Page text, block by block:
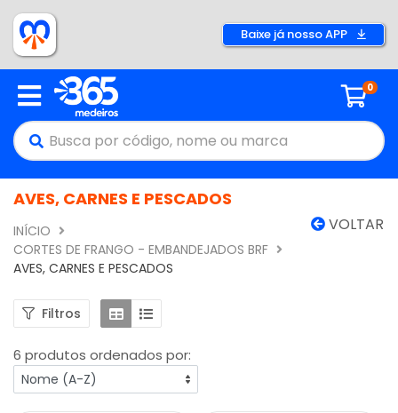
Baixe já nosso APP
0
AVES, CARNES E PESCADOS
VOLTAR
INÍCIO
CORTES DE FRANGO - EMBANDEJADOS BRF
AVES, CARNES E PESCADOS
Filtros
6 produtos ordenados por: